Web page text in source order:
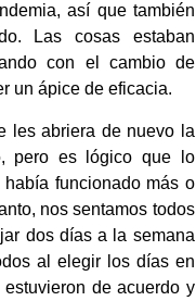
así que también
Las cosas estaban
con el cambio de
un ápice de eficacia.
les abriera de nuevo la
pero es lógico que lo
funcionado más o
nos sentamos todos
dos días a la semana
al elegir los días en
de acuerdo y